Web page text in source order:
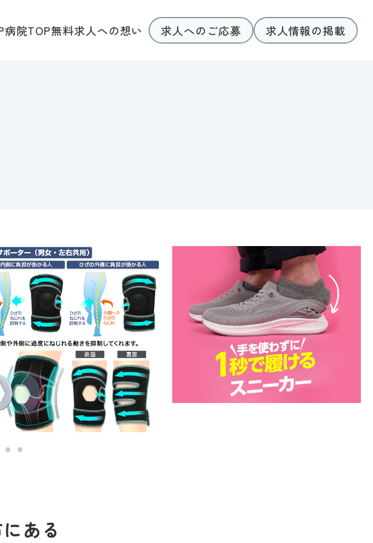
病院TOP無料求人への想い 求人へのご応募 求人情報の掲載
ある